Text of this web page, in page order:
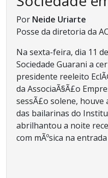
Por Neide Uriarte
Posse da diretoria da
Na sexta-feira, dia 11
Sociedade Guarani a
presidente reeleito
da AssociaÃ§Ã£o
sessÃ£o solene, houve
das bailarinas do
abrilhantou a noite
com mÃºsica na